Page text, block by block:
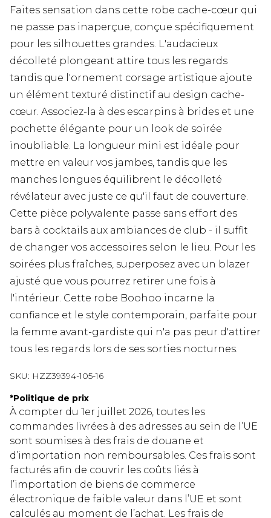
Faites sensation dans cette robe cache-cœur qui
ne passe pas inaperçue, conçue spécifiquement
pour les silhouettes grandes. L'audacieux
décolleté plongeant attire tous les regards
tandis que l'ornement corsage artistique ajoute
un élément texturé distinctif au design cache-
cœur. Associez-la à des escarpins à brides et une
pochette élégante pour un look de soirée
inoubliable. La longueur mini est idéale pour
mettre en valeur vos jambes, tandis que les
manches longues équilibrent le décolleté
révélateur avec juste ce qu'il faut de couverture.
Cette pièce polyvalente passe sans effort des
bars à cocktails aux ambiances de club - il suffit
de changer vos accessoires selon le lieu. Pour les
soirées plus fraîches, superposez avec un blazer
ajusté que vous pourrez retirer une fois à
l'intérieur. Cette robe Boohoo incarne la
confiance et le style contemporain, parfaite pour
la femme avant-gardiste qui n'a pas peur d'attirer
tous les regards lors de ses sorties nocturnes.
SKU: HZZ39394-105-16
*Politique de prix
À compter du 1er juillet 2026, toutes les
commandes livrées à des adresses au sein de l’UE
sont soumises à des frais de douane et
d’importation non remboursables. Ces frais sont
facturés afin de couvrir les coûts liés à
l’importation de biens de commerce
électronique de faible valeur dans l’UE et sont
calculés au moment de l’achat. Les frais de